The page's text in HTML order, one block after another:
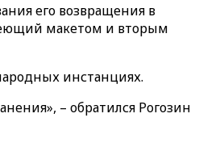
его возвращения в
макетом и вторым
инстанциях.
– обратился Рогозин